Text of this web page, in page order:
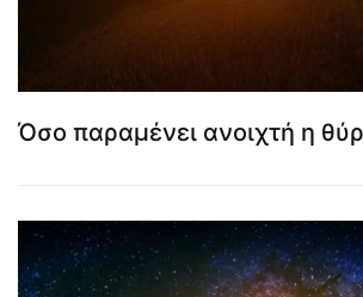
Όσο παραμένει ανοιχτή η